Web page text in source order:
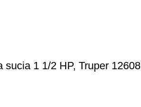
1 1/2 HP, Truper 12608